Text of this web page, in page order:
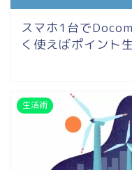
スマホ1台で
く使えばポイント
生活術